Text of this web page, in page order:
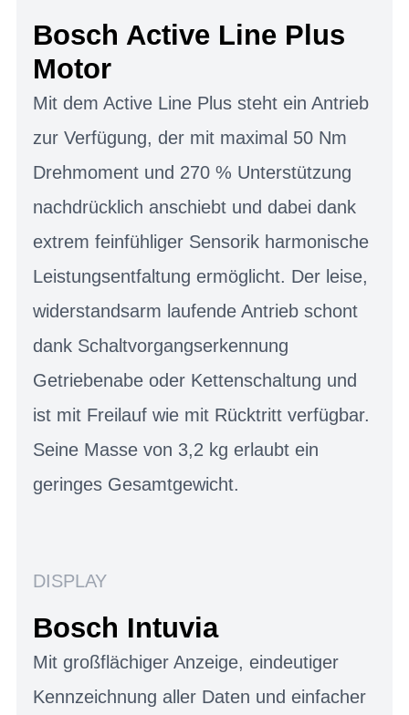
Bosch Active Line Plus
Motor
Mit dem Active Line Plus steht ein Antrieb
zur Verfügung, der mit maximal 50 Nm
Drehmoment und 270 % Unterstützung
nachdrücklich anschiebt und dabei dank
extrem feinfühliger Sensorik harmonische
Leistungsentfaltung ermöglicht. Der leise,
widerstandsarm laufende Antrieb schont
dank Schaltvorgangserkennung
Getriebenabe oder Kettenschaltung und
ist mit Freilauf wie mit Rücktritt verfügbar.
Seine Masse von 3,2 kg erlaubt ein
geringes Gesamtgewicht.
DISPLAY
Bosch Intuvia
Mit großflächiger Anzeige, eindeutiger
Kennzeichnung aller Daten und einfacher